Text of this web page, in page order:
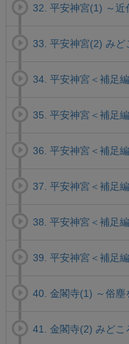
32. 平安神宮(1) ～近
33. 平安神宮(2) みど
34. 平安神宮＜補足
35. 平安神宮＜補足
36. 平安神宮＜補足
37. 平安神宮＜補足
38. 平安神宮＜補足
39. 平安神宮＜補足
40. 金閣寺(1) ～俗塵
41. 金閣寺(2) みどこ